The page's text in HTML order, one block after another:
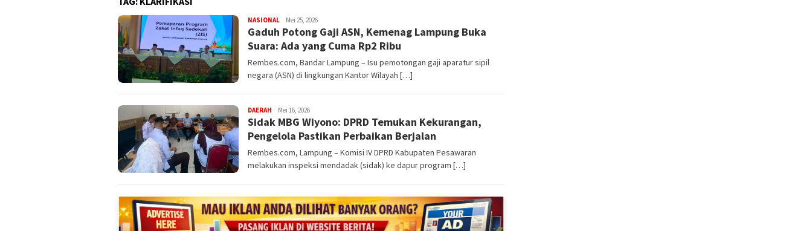
NASIONAL redaksi
rembes
Mei 25, 2026
Gaduh Potong Gaji ASN, Kemenag Lampung Buka
Suara: Ada yang Cuma Rp2 Ribu
Rembes.com, Bandar Lampung – Isu pemotongan gaji aparatur sipil
negara (ASN) di lingkungan Kantor Wilayah […]
DAERAH redaksi
rembes
Mei 16, 2026
Sidak MBG Wiyono: DPRD Temukan Kekurangan,
Pengelola Pastikan Perbaikan Berjalan
Rembes.com, Lampung – Komisi IV DPRD Kabupaten Pesawaran
melakukan inspeksi mendadak (sidak) ke dapur program […]